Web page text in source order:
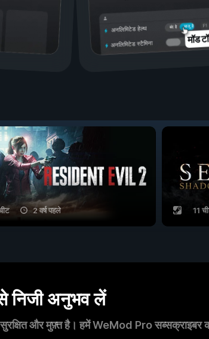
चालू है
बंद है
अनलिमिटेड हेल्थ
अनलिमिटेड स्टैमिना मॉड
2 वर्ष पहले 11
निजी अनुभव लें
और मुफ़्त है। हमें WeMod Pro सब्सक्राइबर का